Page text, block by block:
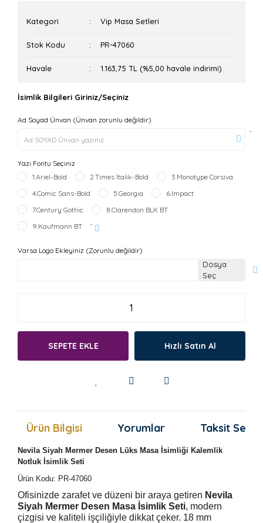
Kategori Vip Masa Setleri
Stok Kodu PR-47060
Havale 1.163,75 TL (%5,00 havale indirimi)
İsimlik Bilgileri Giriniz/Seçiniz
Ad Soyad Ünvan (Ünvan zorunlu değildir)
*
Yazı Fontu Seçiniz
1.Ariel-Bold
2.Times İtalik-Bold
3.Monotype Corsiva
4.Comic Sans-Bold
5.Georgia
6.Impact
7.Century Gothic
8.Clarendon BLK BT
9.Kaufmann BT
*
Varsa Logo Ekleyiniz (Zorunlu değildir)
Dosya
Seç
SEPETE EKLE Hızlı Satın Al
Ürün Bilgisi Yorumlar Taksit
Nevila Siyah Mermer Desen Lüks Masa İsimliği Kalemlik
Notluk İsimlik Seti
Ürün Kodu: PR-47060
Ofisinizde zarafet ve düzeni bir araya getiren Nevila
Siyah Mermer Desen Masa İsimlik Seti, modern
çizgisi ve kaliteli işçiliğiyle dikkat çeker. 18 mm